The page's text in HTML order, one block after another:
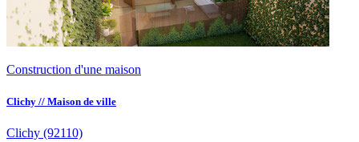
Construction d'une maison
Clichy // Maison de ville
Clichy (92110)